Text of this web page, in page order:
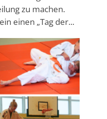
zu machen.
einen „Tag der...